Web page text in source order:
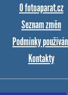
O fotoaparat.cz
Seznam změn
Podmínky
Kontakty